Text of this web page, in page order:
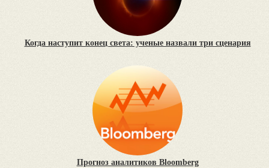
Когда наступит конец света: ученые назвали три сценария
Прогноз аналитиков Bloomberg